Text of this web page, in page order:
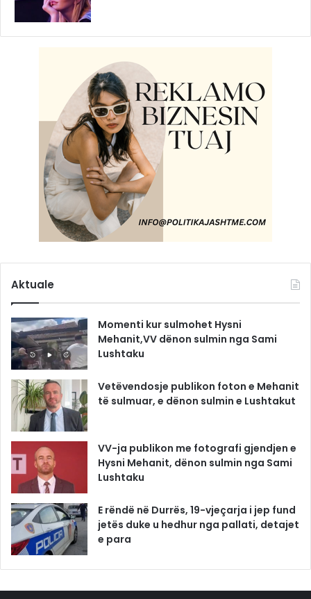
Aktuale
Momenti kur sulmohet Hysni
Mehanit,VV dënon sulmin nga Sami
Lushtaku
Vetëvendosje publikon foton e Mehanit
të sulmuar, e dënon sulmin e Lushtakut
VV-ja publikon me fotografi gjendjen e
Hysni Mehanit, dënon sulmin nga Sami
Lushtaku
E rëndë në Durrës, 19-vjeçarja i jep fund
jetës duke u hedhur nga pallati, detajet
e para